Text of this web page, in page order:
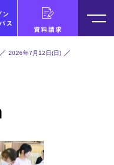
ン
ス
資料請求
2026年7月12日(日)